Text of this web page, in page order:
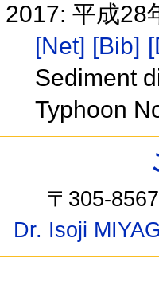
2017: 平成28
[Net] [Bib]
Sediment
Typhoon
〒305-
Dr. Isoji